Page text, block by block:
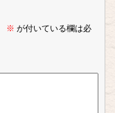
※ が付いている欄は必